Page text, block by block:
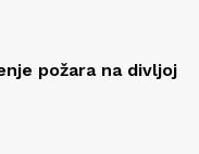
požara na divljoj